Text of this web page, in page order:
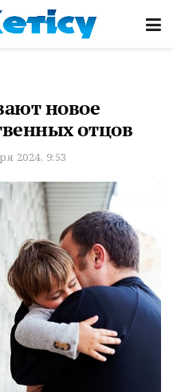
новое
отцов
2024, 9:53